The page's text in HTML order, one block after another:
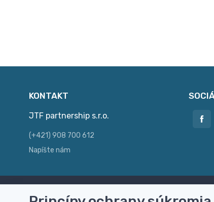
KONTAKT
JTF partnership s.r.o.
(+421) 908 700 612
Napíšte nám